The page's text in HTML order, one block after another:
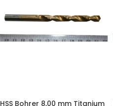
HSS Bohrer 8,00 mm Titanium